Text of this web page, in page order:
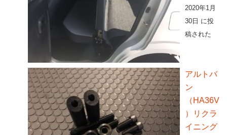
2020年1月
30日 に投
稿された
アルトバ
ン
（HA36V
）リクラ
イニング